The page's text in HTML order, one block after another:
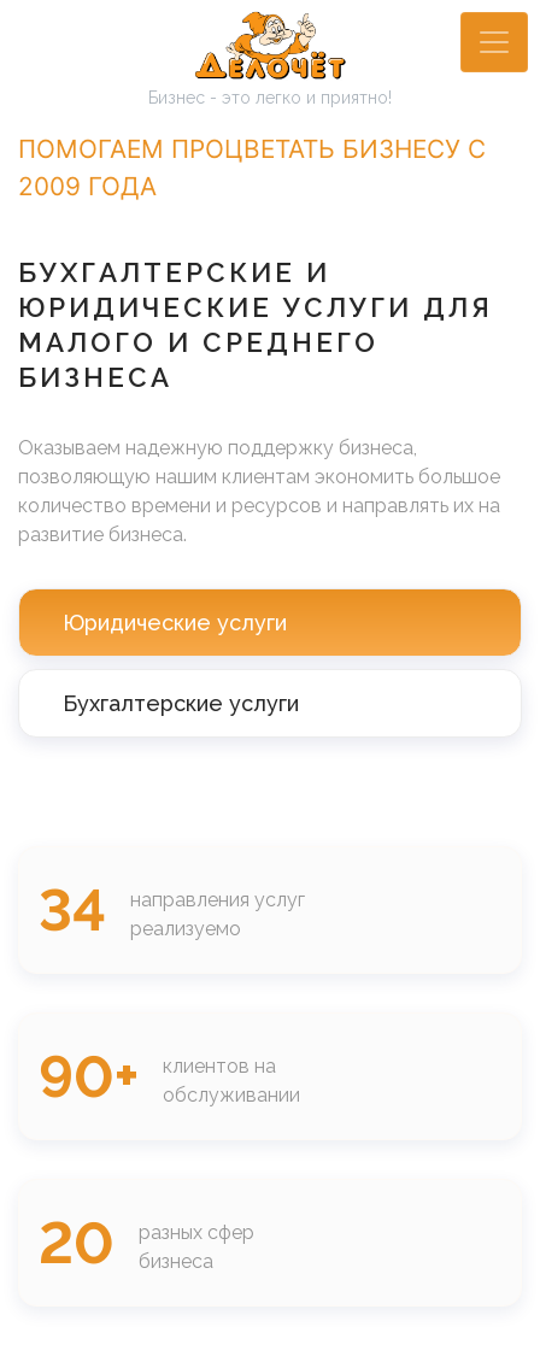
Бизнес - это легко и приятно!
ПОМОГАЕМ ПРОЦВЕТАТЬ БИЗНЕСУ С
2009 ГОДА
БУХГАЛТЕРСКИЕ И
ЮРИДИЧЕСКИЕ УСЛУГИ ДЛЯ
МАЛОГО И СРЕДНЕГО
БИЗНЕСА
Оказываем надежную поддержку бизнеса,
позволяющую нашим клиентам экономить большое
количество времени и ресурсов и направлять их на
развитие бизнеса.
Юридические услуги
Бухгалтерские услуги
34
направления услуг
реализуемо
90+
клиентов на
обслуживании
20
разных сфер
бизнеса